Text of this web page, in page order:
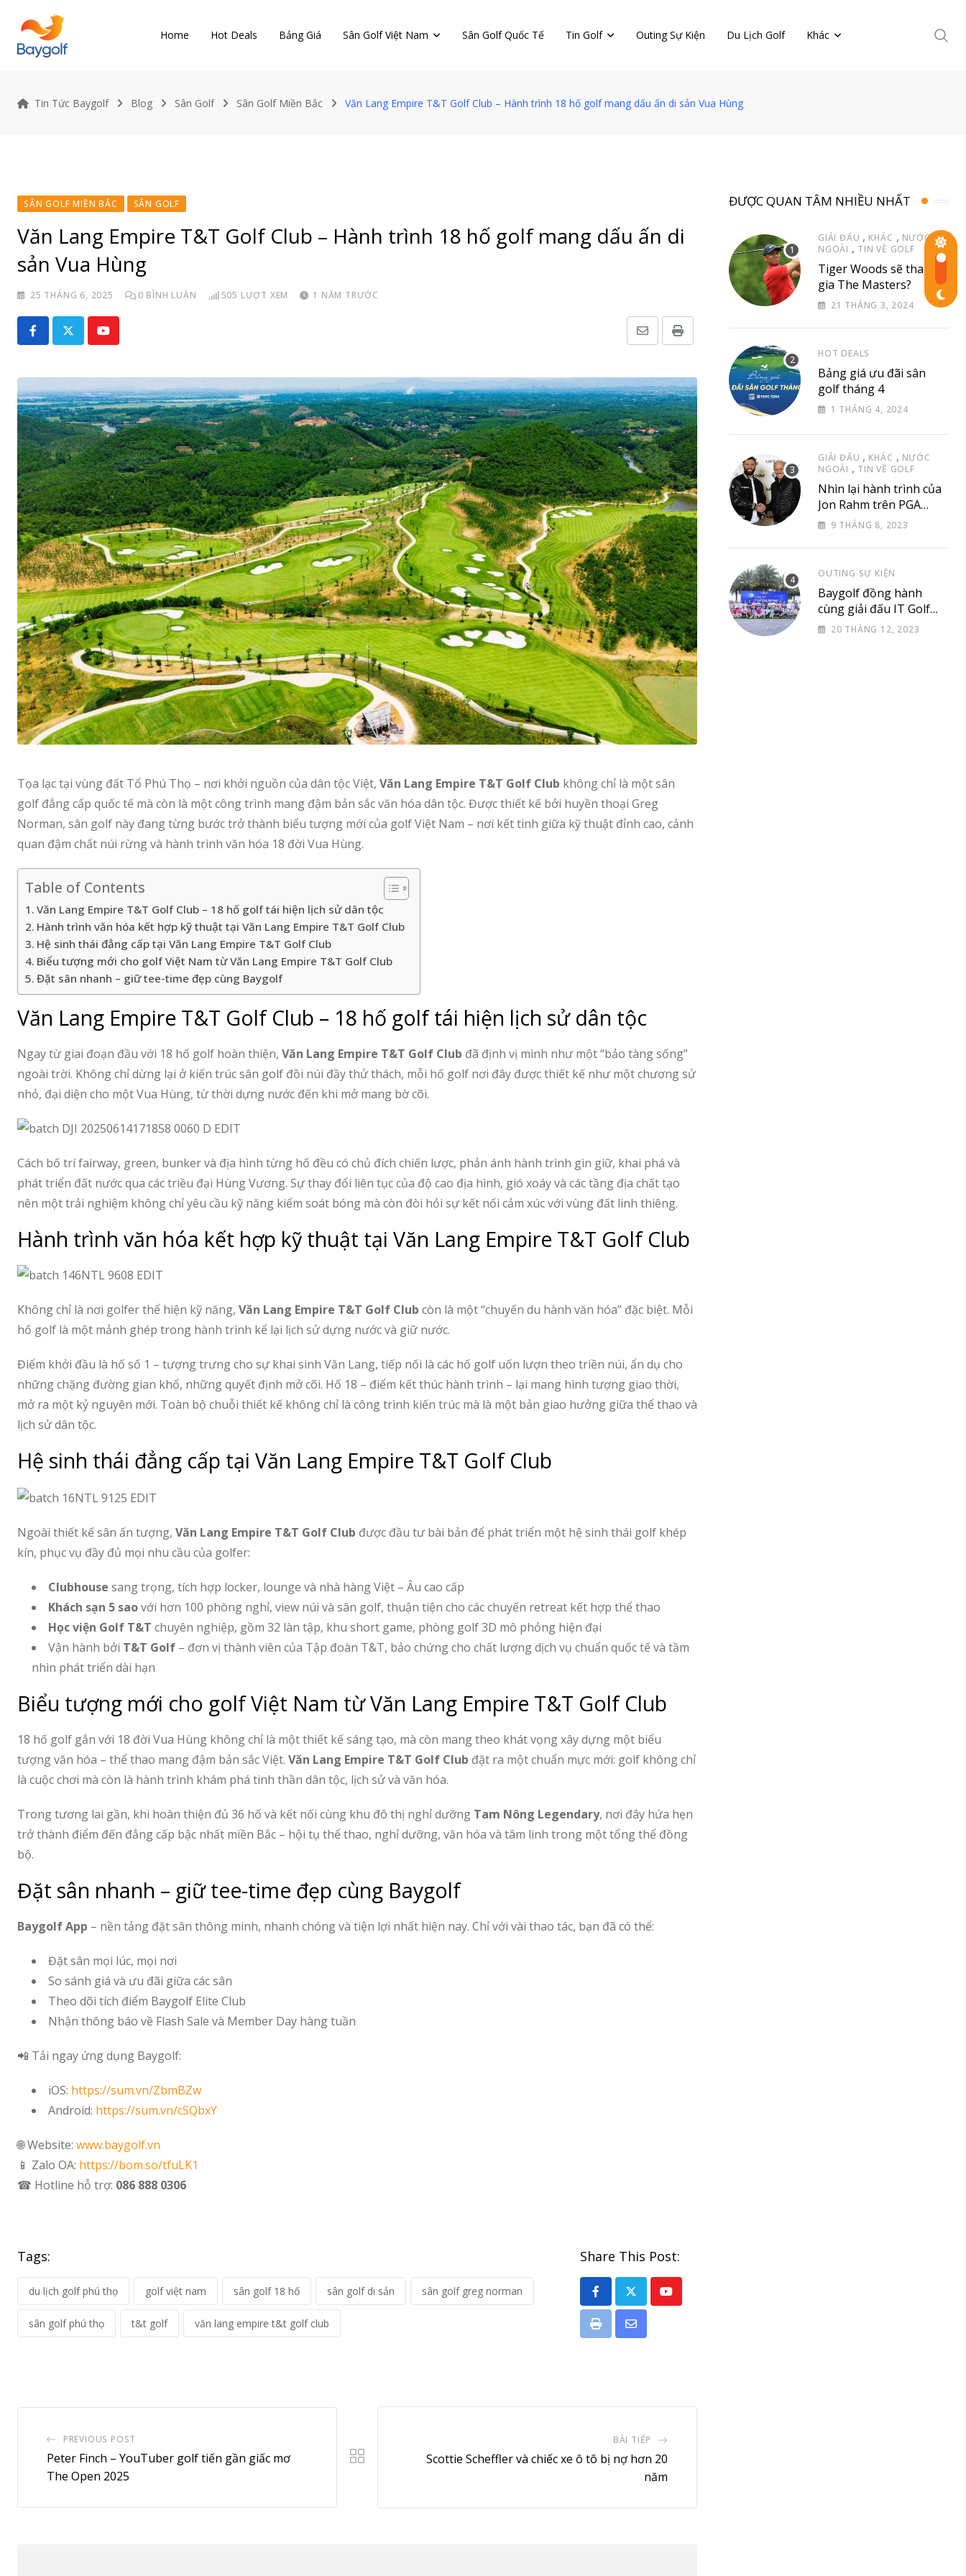
content
Home Hot Deals Bảng Giá Sân Golf Việt Nam Sân Golf Quốc Tế Tin Golf Outing Sự Kiện Du Lịch Golf Khác
Tin Tức Baygolf Blog Sân Golf Sân Golf Miền Bắc Văn Lang Empire T&T Golf Club – Hành trình 18 hố golf mang dấu ấn di sản Vua Hùng
SÂN GOLF MIỀN BẮC SÂN GOLF
Văn Lang Empire T&T Golf Club – Hành trình 18 hố golf mang dấu ấn di
sản Vua Hùng
25 THÁNG 6, 2025 0 BÌNH LUẬN 505 LƯỢT XEM 1 NĂM TRƯỚC
Youtube Print
Share
Email
Tọa lạc tại vùng đất Tổ Phú Thọ – nơi khởi nguồn của dân tộc Việt, Văn Lang Empire T&T Golf Club không chỉ là một sân
golf đẳng cấp quốc tế mà còn là một công trình mang đậm bản sắc văn hóa dân tộc. Được thiết kế bởi huyền thoại Greg
Norman, sân golf này đang từng bước trở thành biểu tượng mới của golf Việt Nam – nơi kết tinh giữa kỹ thuật đỉnh cao, cảnh
quan đậm chất núi rừng và hành trình văn hóa 18 đời Vua Hùng.
Table of Contents
Văn Lang Empire T&T Golf Club – 18 hố golf tái hiện lịch sử dân tộc
Hành trình văn hóa kết hợp kỹ thuật tại Văn Lang Empire T&T Golf Club
Hệ sinh thái đẳng cấp tại Văn Lang Empire T&T Golf Club
Biểu tượng mới cho golf Việt Nam từ Văn Lang Empire T&T Golf Club
Đặt sân nhanh – giữ tee-time đẹp cùng Baygolf
Văn Lang Empire T&T Golf Club – 18 hố golf tái hiện lịch sử dân tộc
Ngay từ giai đoạn đầu với 18 hố golf hoàn thiện, Văn Lang Empire T&T Golf Club đã định vị mình như một “bảo tàng sống”
ngoài trời. Không chỉ dừng lại ở kiến trúc sân golf đồi núi đầy thử thách, mỗi hố golf nơi đây được thiết kế như một chương sử
nhỏ, đại diện cho một Vua Hùng, từ thời dựng nước đến khi mở mang bờ cõi.
Cách bố trí fairway, green, bunker và địa hình từng hố đều có chủ đích chiến lược, phản ánh hành trình gìn giữ, khai phá và
phát triển đất nước qua các triều đại Hùng Vương. Sự thay đổi liên tục của độ cao địa hình, gió xoáy và các tầng địa chất tạo
nên một trải nghiệm không chỉ yêu cầu kỹ năng kiểm soát bóng mà còn đòi hỏi sự kết nối cảm xúc với vùng đất linh thiêng.
Hành trình văn hóa kết hợp kỹ thuật tại Văn Lang Empire T&T Golf Club
Không chỉ là nơi golfer thể hiện kỹ năng, Văn Lang Empire T&T Golf Club còn là một “chuyến du hành văn hóa” đặc biệt. Mỗi
hố golf là một mảnh ghép trong hành trình kể lại lịch sử dựng nước và giữ nước.
Điểm khởi đầu là hố số 1 – tượng trưng cho sự khai sinh Văn Lang, tiếp nối là các hố golf uốn lượn theo triền núi, ẩn dụ cho
những chặng đường gian khổ, những quyết định mở cõi. Hố 18 – điểm kết thúc hành trình – lại mang hình tượng giao thời,
mở ra một kỷ nguyên mới. Toàn bộ chuỗi thiết kế không chỉ là công trình kiến trúc mà là một bản giao hưởng giữa thể thao và
lịch sử dân tộc.
Hệ sinh thái đẳng cấp tại Văn Lang Empire T&T Golf Club
Ngoài thiết kế sân ấn tượng, Văn Lang Empire T&T Golf Club được đầu tư bài bản để phát triển một hệ sinh thái golf khép
kín, phục vụ đầy đủ mọi nhu cầu của golfer:
Clubhouse sang trọng, tích hợp locker, lounge và nhà hàng Việt – Âu cao cấp
Khách sạn 5 saovới hơn 100 phòng nghỉ, view núi và sân golf, thuận tiện cho các chuyến retreat kết hợp thể thao
Học viện Golf T&T chuyên nghiệp, gồm 32 làn tập, khu short game, phòng golf 3D mô phỏng hiện đại
Vận hành bởi T&T Golf – đơn vị thành viên của Tập đoàn T&T, bảo chứng cho chất lượng dịch vụ chuẩn quốc tế và tầm
nhìn phát triển dài hạn
Biểu tượng mới cho golf Việt Nam từ Văn Lang Empire T&T Golf Club
18 hố golf gắn với 18 đời Vua Hùng không chỉ là một thiết kế sáng tạo, mà còn mang theo khát vọng xây dựng một biểu
tượng văn hóa – thể thao mang đậm bản sắc Việt. Văn Lang Empire T&T Golf Club đặt ra một chuẩn mực mới: golf không chỉ
là cuộc chơi mà còn là hành trình khám phá tinh thần dân tộc, lịch sử và văn hóa.
Trong tương lai gần, khi hoàn thiện đủ 36 hố và kết nối cùng khu đô thị nghỉ dưỡng Tam Nông Legendary, nơi đây hứa hẹn
trở thành điểm đến đẳng cấp bậc nhất miền Bắc – hội tụ thể thao, nghỉ dưỡng, văn hóa và tâm linh trong một tổng thể đồng
bộ.
Đặt sân nhanh – giữ tee-time đẹp cùng Baygolf
Baygolf App – nền tảng đặt sân thông minh, nhanh chóng và tiện lợi nhất hiện nay. Chỉ với vài thao tác, bạn đã có thể:
Đặt sân mọi lúc, mọi nơi
So sánh giá và ưu đãi giữa các sân
Theo dõi tích điểm Baygolf Elite Club
Nhận thông báo về Flash Sale và Member Day hàng tuần
📲 Tải ngay ứng dụng Baygolf:
iOS: https://sum.vn/ZbmBZw
Android: https://sum.vn/cSQbxY
🌐 Website: www.baygolf.vn
📱 Zalo OA: https://bom.so/tfuLK1
☎ Hotline hỗ trợ: 086 888 0306
Tags:
du lịch golf phú thọ golf việt nam sân golf 18 hố sân golf di sản sân golf greg norman
sân golf phú thọ t&t golf văn lang empire t&t golf club
Share This Post:
Youtube
Print
Share
PREVIOUS POST
Peter Finch – YouTuber golf tiến gần giấc mơ
The Open 2025
BÀI TIẾP
Scottie Scheffler và chiếc xe ô tô bị nợ hơn 20
năm
ĐƯỢC QUAN TÂM NHIỀU NHẤT
GIẢI ĐẤU , KHÁC , NƯỚC
NGOÀI , TIN VỀ GOLF
Tiger Woods sẽ tham
gia The Masters?
21 THÁNG 3, 2024
HOT DEALS
Bảng giá ưu đãi sân
golf tháng 4
1 THÁNG 4, 2024
GIẢI ĐẤU , KHÁC , NƯỚC
NGOÀI , TIN VỀ GOLF
Nhìn lại hành trình của
Jon Rahm trên PGA
Tour9 THÁNG 8, 2023
OUTING SỰ KIỆN
Baygolf đồng hành
cùng giải đấu IT Golf
Club & Friend
20 THÁNG 12, 2023